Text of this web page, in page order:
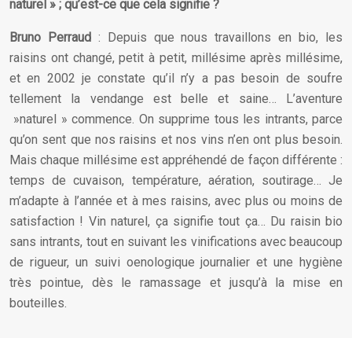
naturel » ; qu’est-ce que cela signifie ?
Bruno Perraud: Depuis que nous travaillons en bio, les
raisins ont changé, petit à petit, millésime après millésime,
et en 2002 je constate qu’il n’y a pas besoin de soufre
tellement la vendange est belle et saine… L’aventure
»naturel » commence. On supprime tous les intrants, parce
qu’on sent que nos raisins et nos vins n’en ont plus besoin.
Mais chaque millésime est appréhendé de façon différente :
temps de cuvaison, température, aération, soutirage… Je
m’adapte à l’année et à mes raisins, avec plus ou moins de
satisfaction ! Vin naturel, ça signifie tout ça… Du raisin bio
sans intrants, tout en suivant les vinifications avec beaucoup
de rigueur, un suivi oenologique journalier et une hygiène
très pointue, dès le ramassage et jusqu’à la mise en
bouteilles.